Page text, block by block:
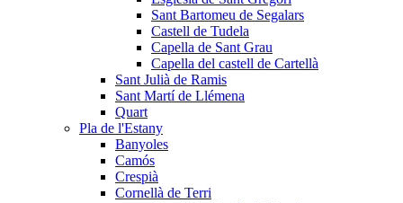
Sant Bartomeu de Segalars
Castell de Tudela
Capella de Sant Grau
Capella del castell de Cartellà
Sant Julià de Ramis
Sant Martí de Llémena
Quart
Pla de l'Estany
Banyoles
Camós
Crespià
Cornellà de Terri